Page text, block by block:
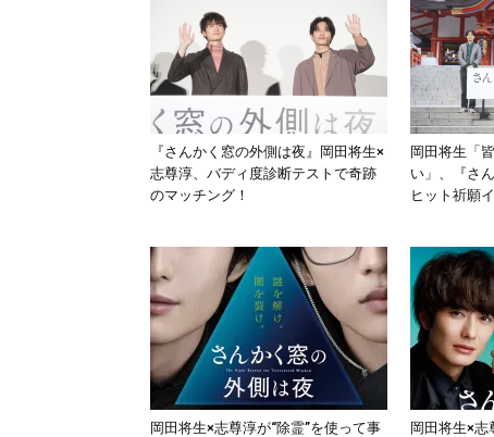
『さんかく窓の外側は夜』岡田将生×
志尊淳、バディ度診断テストで奇跡
のマッチング！
岡田将生「
い」、『さ
ヒット祈願
岡田将生×志尊淳が“除霊”を使って事
岡田将生×志